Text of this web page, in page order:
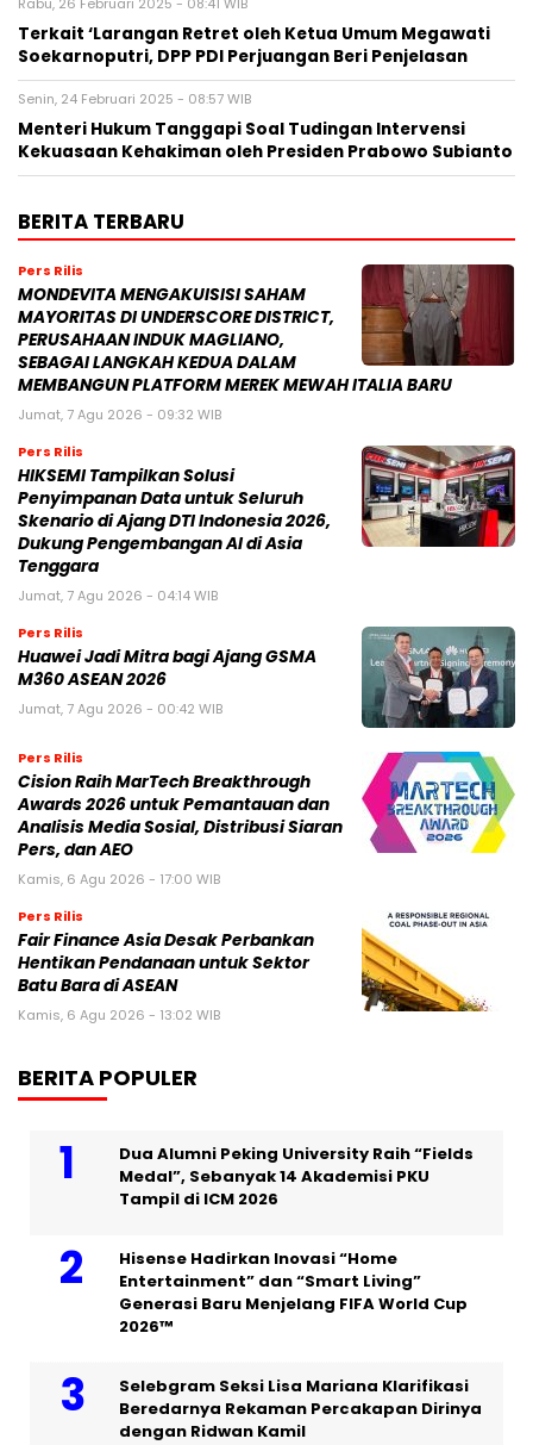
Rabu, 26 Februari 2025 - 08:41 WIB
Terkait ‘Larangan Retret oleh Ketua Umum Megawati
Soekarnoputri, DPP PDI Perjuangan Beri Penjelasan
Senin, 24 Februari 2025 - 08:57 WIB
Menteri Hukum Tanggapi Soal Tudingan Intervensi
Kekuasaan Kehakiman oleh Presiden Prabowo Subianto
BERITA TERBARU
Pers Rilis
MONDEVITA MENGAKUISISI SAHAM
MAYORITAS DI UNDERSCORE DISTRICT,
PERUSAHAAN INDUK MAGLIANO,
SEBAGAI LANGKAH KEDUA DALAM
MEMBANGUN PLATFORM MEREK MEWAH ITALIA BARU
Jumat, 7 Agu 2026 - 09:32 WIB
Pers Rilis
HIKSEMI Tampilkan Solusi
Penyimpanan Data untuk Seluruh
Skenario di Ajang DTI Indonesia 2026,
Dukung Pengembangan AI di Asia
Tenggara
Jumat, 7 Agu 2026 - 04:14 WIB
Pers Rilis
Huawei Jadi Mitra bagi Ajang GSMA
M360 ASEAN 2026
Jumat, 7 Agu 2026 - 00:42 WIB
Pers Rilis
Cision Raih MarTech Breakthrough
Awards 2026 untuk Pemantauan dan
Analisis Media Sosial, Distribusi Siaran
Pers, dan AEO
Kamis, 6 Agu 2026 - 17:00 WIB
Pers Rilis
Fair Finance Asia Desak Perbankan
Hentikan Pendanaan untuk Sektor
Batu Bara di ASEAN
Kamis, 6 Agu 2026 - 13:02 WIB
BERITA POPULER
Dua Alumni Peking University Raih “Fields
Medal”, Sebanyak 14 Akademisi PKU
Tampil di ICM 2026
Hisense Hadirkan Inovasi “Home
Entertainment” dan “Smart Living”
Generasi Baru Menjelang FIFA World Cup
2026™
Selebgram Seksi Lisa Mariana Klarifikasi
Beredarnya Rekaman Percakapan Dirinya
dengan Ridwan Kamil